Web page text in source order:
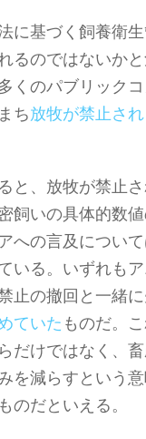
に基づく飼養衛生
るのではないか
くのパブリック
ち放牧が禁止さ
と、放牧が禁止
飼いの具体的数
への言及につい
いる。いずれも
止の撤回と一緒
ていた ものだ。
だけではなく、
を減らすという
のだといえる。